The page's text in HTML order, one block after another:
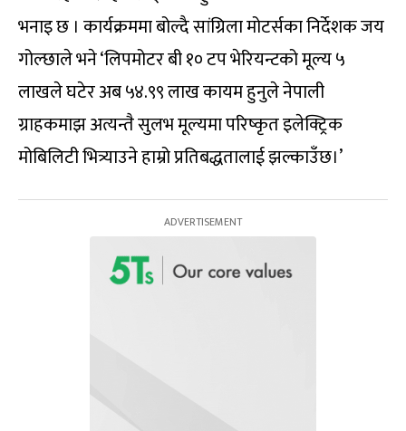
भनाइ छ । कार्यक्रममा बोल्दै सांग्रिला मोटर्सका निर्देशक जय
गोल्छाले भने ‘लिपमोटर बी १० टप भेरियन्टको मूल्य ५
लाखले घटेर अब ५४.९९ लाख कायम हुनुले नेपाली
ग्राहकमाझ अत्यन्तै सुलभ मूल्यमा परिष्कृत इलेक्ट्रिक
मोबिलिटी भित्र्याउने हाम्रो प्रतिबद्धतालाई झल्काउँछ।’